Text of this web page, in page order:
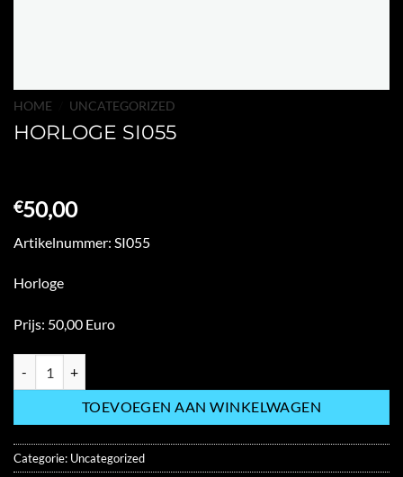
HOME UNCATEGORIZED
HORLOGE SI055
€50,00
Artikelnummer: SI055
Horloge
Prijs: 50,00 Euro
TOEVOEGEN AAN WINKELWAGEN
Categorie: Uncategorized